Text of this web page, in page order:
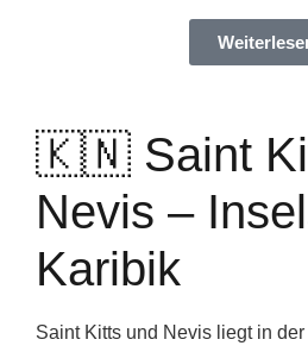
🇰🇳 Saint
Nevis –
Karibik
Saint Kitts und Nevis liegt in